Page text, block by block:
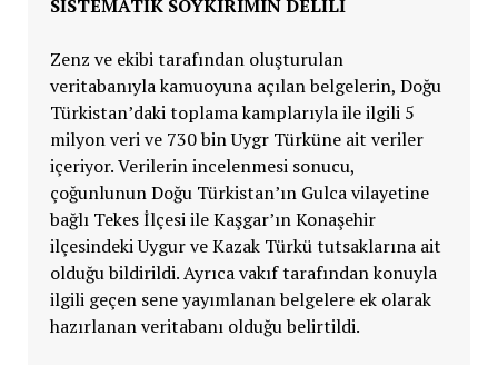
SİSTEMATİK SOYKIRIMIN DELİLİ
Zenz ve ekibi tarafından oluşturulan
veritabanıyla kamuoyuna açılan belgelerin, Doğu
Türkistan’daki toplama kamplarıyla ile ilgili 5
milyon veri ve 730 bin Uygr Türküne ait veriler
içeriyor. Verilerin incelenmesi sonucu,
çoğunlunun Doğu Türkistan’ın Gulca vilayetine
bağlı Tekes İlçesi ile Kaşgar’ın Konaşehir
ilçesindeki Uygur ve Kazak Türkü tutsaklarına ait
olduğu bildirildi. Ayrıca vakıf tarafından konuyla
ilgili geçen sene yayımlanan belgelere ek olarak
hazırlanan veritabanı olduğu belirtildi.